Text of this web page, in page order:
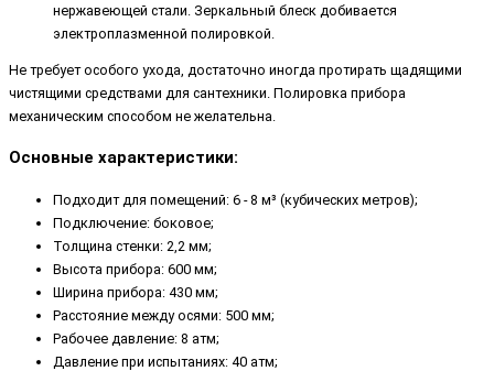
нержавеющей стали. Зеркальный блеск добивается
электроплазменной полировкой.
Не требует особого ухода, достаточно иногда протирать щадящими
чистящими средствами для сантехники. Полировка прибора
механическим способом не желательна.
Основные характеристики:
Подходит для помещений: 6 - 8 м³ (кубических метров);
Подключение: боковое;
Толщина стенки: 2,2 мм;
Высота прибора: 600 мм;
Ширина прибора: 430 мм;
Расстояние между осями: 500 мм;
Рабочее давление: 8 атм;
Давление при испытаниях: 40 атм;